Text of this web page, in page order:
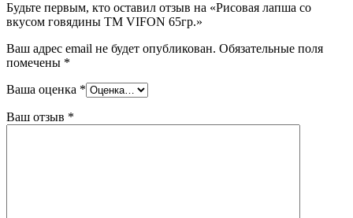
Будьте первым, кто оставил отзыв на «Рисовая лапша со
вкусом говядины TM VIFON 65гр.»
Ваш адрес email не будет опубликован. Обязательные поля
помечены *
Ваша оценка *
Ваш отзыв *